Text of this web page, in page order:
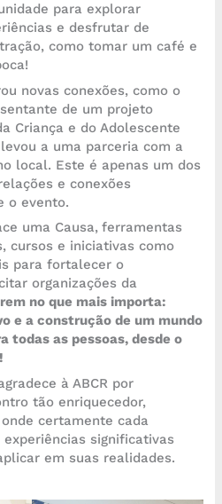
para explorar
e desfrutar de
como tomar um café e
novas conexões, como o
de um projeto
Criança e do Adolescente
a uma parceria com a
local. Este é apenas um dos
e conexões
o evento.
uma Causa, ferramentas
cursos e iniciativas como
para fortalecer o
organizações da
no que mais importa:
e a construção de um mundo
todas as pessoas, desde o
à ABCR por
tão enriquecedor,
certamente cada
significativas
em suas realidades.